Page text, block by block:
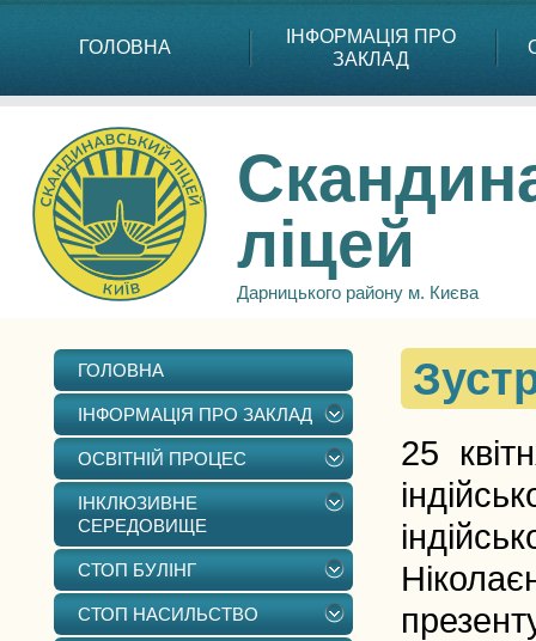
ГОЛОВНА
ІНФОРМАЦІЯ ПРО
ЗАКЛАД
ліцей
Дарницького району м. Києва
ГОЛОВНА
ІНФОРМАЦІЯ ПРО ЗАКЛАД
ОСВІТНІЙ ПРОЦЕС
ІНКЛЮЗИВНЕ
СЕРЕДОВИЩЕ
СТОП БУЛІНГ
СТОП НАСИЛЬСТВО
25